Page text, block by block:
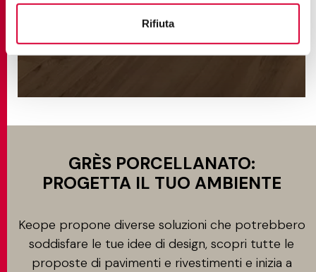
Rifiuta
SCOPRI DI PIÙ
GRÈS PORCELLANATO:
PROGETTA IL TUO AMBIENTE
Keope propone diverse soluzioni che potrebbero
soddisfare le tue idee di design, scopri tutte le
proposte di pavimenti e rivestimenti e inizia a